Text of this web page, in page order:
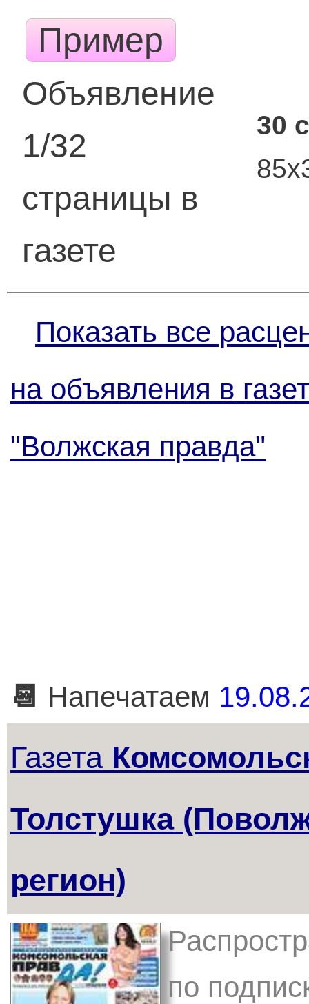
Пример
Объявление
1/32
страницы в
газете
30
Показать все
на объявления в
"Волжская правда"
📆 Напечатаем
Газета
Толстушка
регион)
по